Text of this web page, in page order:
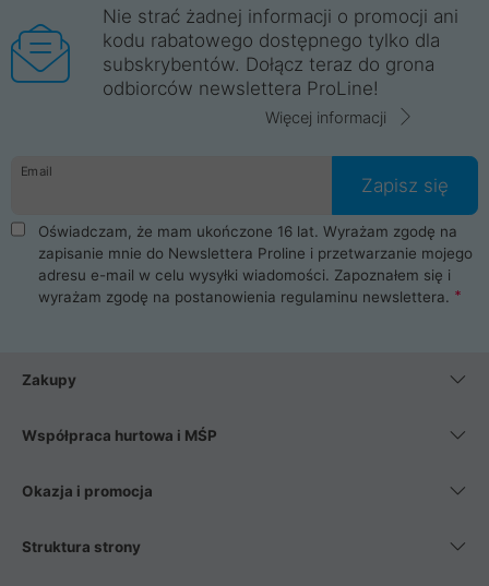
Nie strać żadnej informacji o promocji ani
kodu rabatowego dostępnego tylko dla
subskrybentów. Dołącz teraz do grona
odbiorców newslettera ProLine!
Więcej informacji
Email
Zapisz się
Oświadczam, że mam ukończone 16 lat. Wyrażam zgodę na
zapisanie mnie do Newslettera Proline i przetwarzanie mojego
adresu e-mail w celu wysyłki wiadomości. Zapoznałem się i
wyrażam zgodę na postanowienia regulaminu newslettera.
Zakupy
Współpraca hurtowa i MŚP
Okazja i promocja
Struktura strony